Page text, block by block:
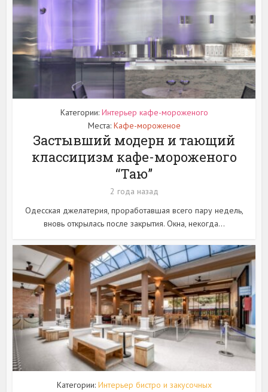
Категории: Интерьер кафе-мороженого
Места: Кафе-мороженое
Застывший модерн и тающий
классицизм кафе-мороженого
“Таю”
2 года назад
Одесская джелатерия, проработавшая всего пару недель,
вновь открылась после закрытия. Окна, некогда...
Категории: Интерьер бистро и закусочных